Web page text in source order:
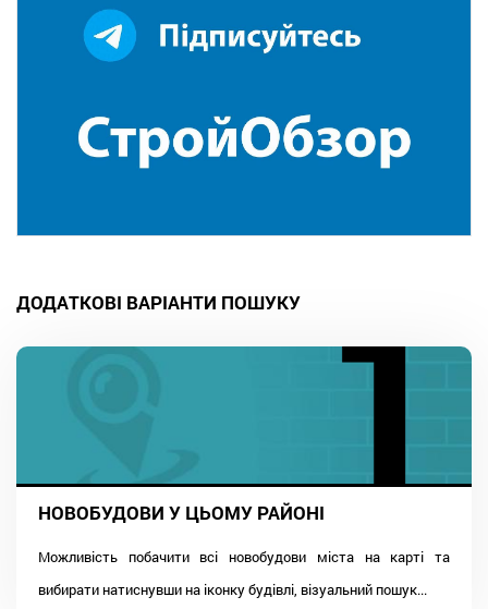
ДОДАТКОВІ ВАРІАНТИ ПОШУКУ
НОВОБУДОВИ У ЦЬОМУ РАЙОНІ
Можливість побачити всі новобудови міста на карті та
вибирати натиснувши на іконку будівлі, візуальний пошук...